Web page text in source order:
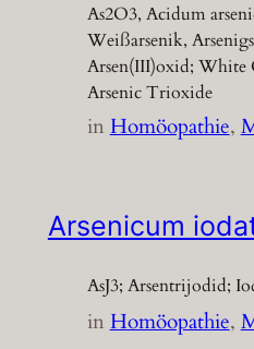
As2O3, Acidum
Weißarsenik,
Arsen(III)oxid; White
Arsenic Trioxide
inHomöopathie,
Arsenicum
AsJ3; Arsentrijodid;
inHomöopathie,